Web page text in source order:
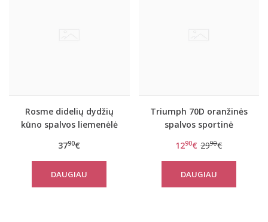
Rosme didelių dydžių
kūno spalvos liemenėlė
3790€
DAUGIAU
Triumph 70D oranžinės
spalvos sportinė
Cardio Cloud P EX
1290€ 2990€
DAUGIAU